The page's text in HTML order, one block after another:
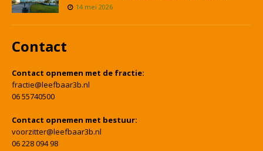
14 mei 2026
Contact
Contact opnemen met de fractie:
fractie@leefbaar3b.nl
06 55740500
Contact opnemen met bestuur:
voorzitter@leefbaar3b.nl
06 228 094 98